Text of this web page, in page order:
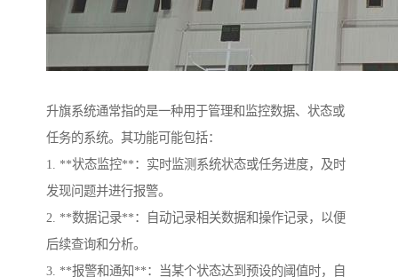
升旗系统通常指的是一种用于管理和监控数据、状态或
任务的系统。其功能可能包括：
1. **状态监控**：实时监测系统状态或任务进度，及时
发现问题并进行报警。
2. **数据记录**：自动记录相关数据和操作记录，以便
后续查询和分析。
3. **报警和通知**：当某个状态达到预设的阈值时，自